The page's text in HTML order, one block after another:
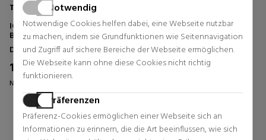
Notwendig
Notwendige Cookies helfen dabei, eine Webseite nutzbar
zu machen, indem sie Grundfunktionen wie Seitennavigation
und Zugriff auf sichere Bereiche der Webseite ermöglichen.
Die Webseite kann ohne diese Cookies nicht richtig
funktionieren.
Präferenzen
Präferenz-Cookies ermöglichen einer Webseite sich an
Informationen zu erinnern, die die Art beeinflussen, wie sich
TOUS
ICON OVAL GOLD STEEL
BRACELET ANALOG JEWELRY
WATCH
Damenuhren
186,15 € 15% Rabatt
Normal Preis 219,00 €
0 Rezensionen
ANALOGE SCHMUCKUHR MIT
EDELSTAHL- UND
GOLDARMBAND, OVALES
SYMBOL
Damenuhren
169,15 € 15% Rabatt